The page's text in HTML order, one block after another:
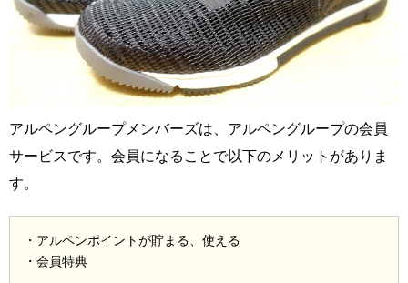
アルペングループメンバーズは、アルペングループの会員
サービスです。会員になることで以下のメリットがありま
す。
・アルペンポイントが貯まる、使える
・会員特典